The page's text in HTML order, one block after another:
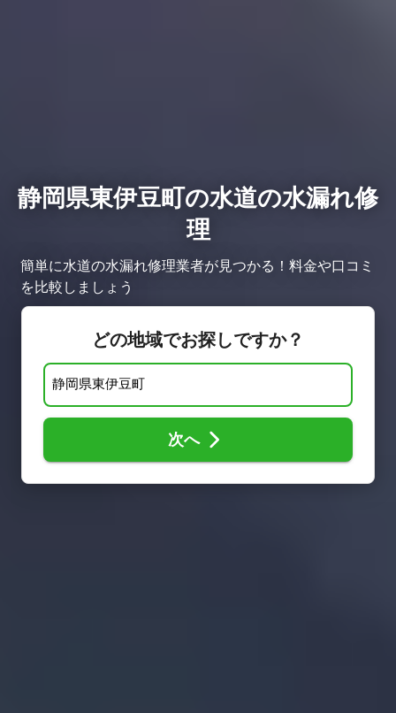
静岡県東伊豆町の水道の水漏れ修
理
簡単に水道の水漏れ修理業者が見つかる！料金や口コミ
を比較しましょう
どの地域でお探しですか？
次へ